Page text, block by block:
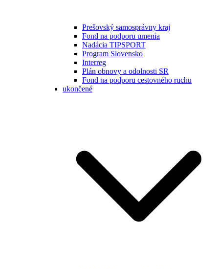
Prešovský samosprávny kraj
Fond na podporu umenia
Nadácia TIPSPORT
Program Slovensko
Interreg
Plán obnovy a odolnosti SR
Fond na podporu cestovného ruchu
ukončené